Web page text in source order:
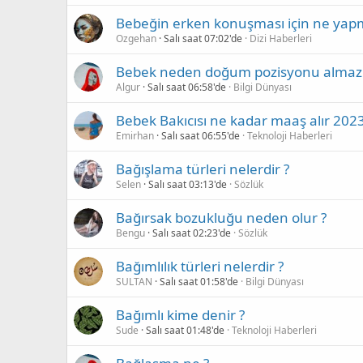
Bebeğin erken konuşması için ne
Ozgehan Salı saat 07:02'de Dizi Haberleri
Bebek neden doğum pozisyonu almaz
Algur Salı saat 06:58'de Bilgi Dünyası
Bebek Bakıcısı ne kadar maaş alır
Emirhan Salı saat 06:55'de Teknoloji Haberleri
Bağışlama türleri nelerdir ?
Selen Salı saat 03:13'de Sözlük
Bağırsak bozukluğu neden olur ?
Bengu Salı saat 02:23'de Sözlük
Bağımlılık türleri nelerdir ?
SULTAN Salı saat 01:58'de Bilgi Dünyası
Bağımlı kime denir ?
Sude Salı saat 01:48'de Teknoloji Haberleri